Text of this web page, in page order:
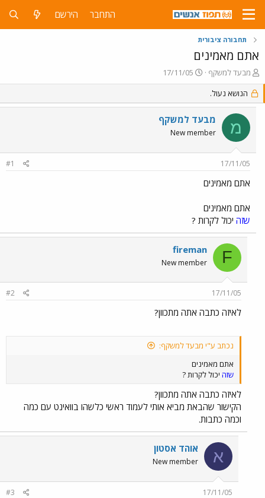
התחבר הירשם
תחבורה ציבורית
אתם מאמינים
פ
ו
ת
ח
נ
מבעד למשקף
פ
ו
ס
ם
ת
17/11/05
הנושא נעול.
מ מבעד למשקף
New member
17/11/05
#1
אתם מאמינים
אתם מאמינים
שזה יכול לקרות ?
F
fireman
New member
17/11/05
#2
לאיזה כתבה אתה מתכוון?
נכתב ע"י מבעד למשקף:
אתם מאמינים
שזה יכול לקרות ?
לאיזה כתבה אתה מתכוון?
הקישור שהבאת מביא אותי לעמוד ראשי כלשהו בוואינט עם כמה
וכמה כתבות.
א אוהד אסטון
New member
17/11/05
#3